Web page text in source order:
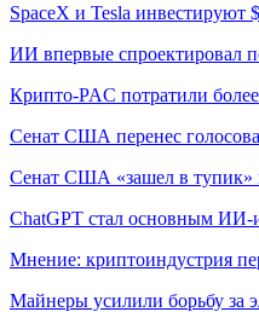
SpaceX и Tesla инвестируют
ИИ впервые спроектировал
Крипто-PAC потратили
Сенат США перенес
Сенат США «зашел в тупик»
ChatGPT стал основным
Мнение: криптоиндустрия
Майнеры усилили борьбу за